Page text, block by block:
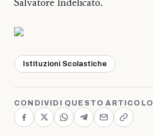
Salvatore Indelicato.
Istituzioni Scolastiche
CONDIVIDI QUESTO ARTICOLO